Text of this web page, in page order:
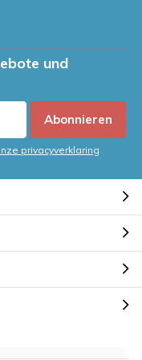
und
Abonnieren
privacyverklaring